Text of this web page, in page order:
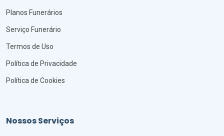
Planos Funerários
Serviço Funerário
Termos de Uso
Política de Privacidade
Política de Cookies
Nossos Serviços